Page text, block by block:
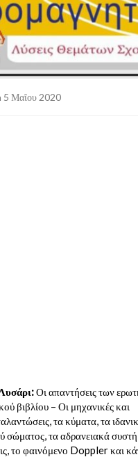
5 Μαΐου 2020
Οι απαντήσεις των
βιβλίου – Οι μηχανικές και
τα κύματα, τα
σώματος, τα αδρανειακά
το φαινόμενο Doppler και